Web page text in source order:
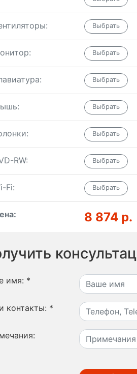
RW:
Fi:
8 874 р.
имя: *
контакты: *